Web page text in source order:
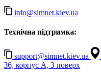
info@simnet.kiev.ua
Технічна підтримка:
support@simnet.kiev.ua
36, корпус А, 3 поверх